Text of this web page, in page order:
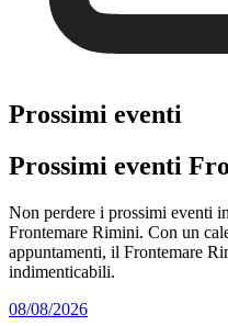
Prossimi eventi
Prossimi eventi
Non perdere i prossimi eventi
Frontemare Rimini. Con un
appuntamenti, il Frontemare
indimenticabili.
08/08/2026